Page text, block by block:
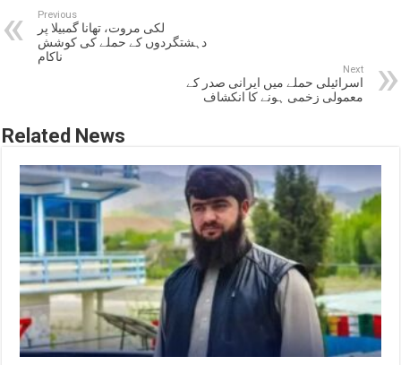
Previous
لکی مروت، تھانا گمبیلا پر
دہشتگردوں کے حملے کی کوشش
ناکام
Next
اسرائیلی حملے میں ایرانی صدر کے
معمولی زخمی ہونے کا انکشاف
Related News